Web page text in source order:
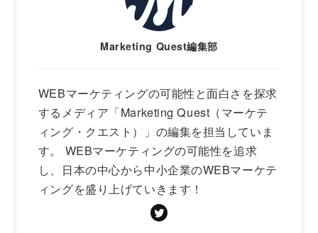
Marketing Quest編集部
WEBマーケティングの可能性と面白さを探求
するメディア「Marketing Quest（マーケテ
ィング・クエスト）」の編集を担当していま
す。 WEBマーケティングの可能性を追求
し、日本の中心から中小企業のWEBマーケテ
ィングを盛り上げていきます！